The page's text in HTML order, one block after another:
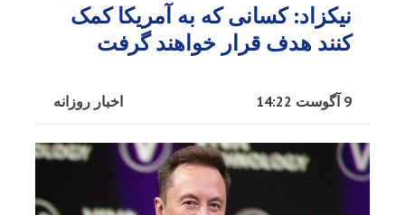
نیکزاد: کسانی که به آمریکا کمک
کنند هدف قرار خواهند گرفت
اخبار روزانه 9 آگوست 14:22